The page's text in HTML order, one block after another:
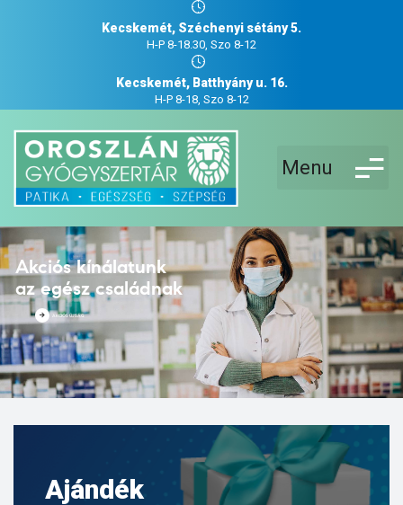
Kecskemét, Széchenyi sétány 5.
H-P 8-18.30, Szo 8-12
Kecskemét, Batthyány u. 16.
H-P 8-18, Szo 8-12
Menu
AKCIÓS ÚJSÁG
Akciós kínálatunk
az egész családnak
Ajándék